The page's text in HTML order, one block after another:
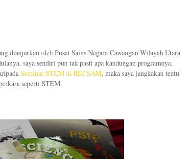
dianjurkan oleh Pusat Sains Negara Cawangan Wilayah Utara
saya sendiri pun tak pasti apa kandungan programnya.
Seminar STEM di RECSAM, maka saya jangkakan tentu
seperti STEM.